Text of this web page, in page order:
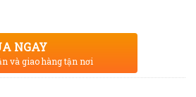
NGAY
và giao hàng tận nơi